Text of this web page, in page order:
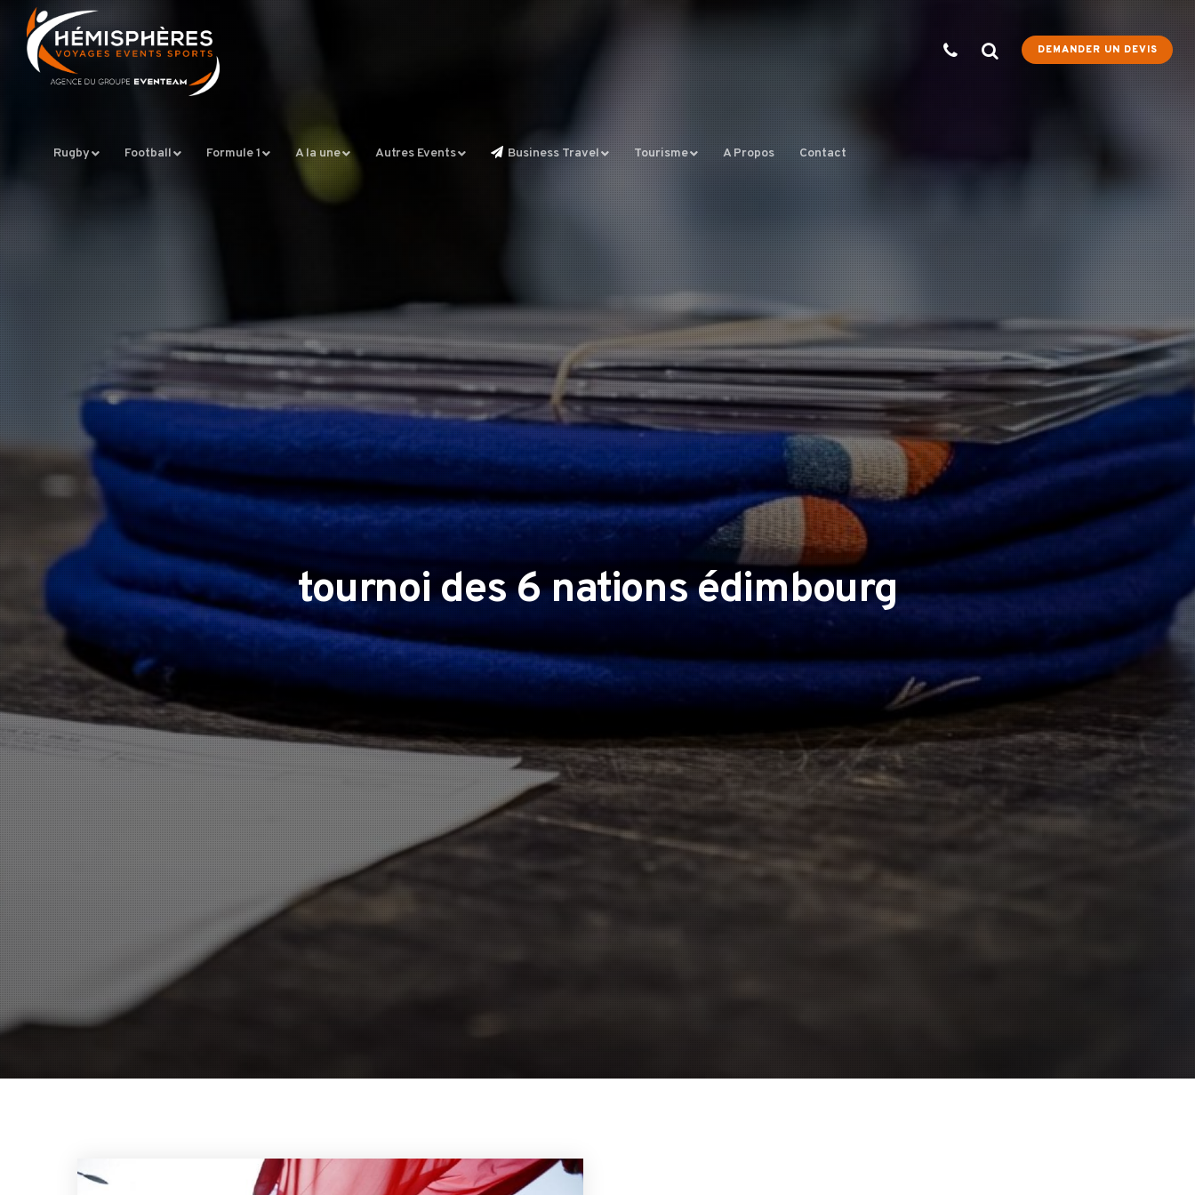
DEMANDER UN DEVIS
Rugby Football Formule 1 A la une Autres Events Business Travel Tourisme A Propos Contact
tournoi des 6 nations édimbourg